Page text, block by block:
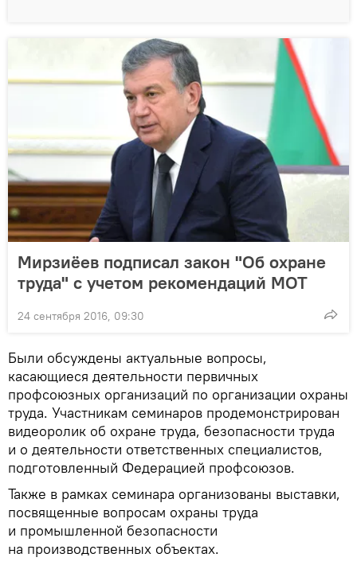
Мирзиёев подписал закон "Об охране
труда" с учетом рекомендаций МОТ
24 сентября 2016, 09:30
Были обсуждены актуальные вопросы,
касающиеся деятельности первичных
профсоюзных организаций по организации охраны
труда. Участникам семинаров продемонстрирован
видеоролик об охране труда, безопасности труда
и о деятельности ответственных специалистов,
подготовленный Федерацией профсоюзов.
Также в рамках семинара организованы выставки,
посвященные вопросам охраны труда
и промышленной безопасности
на производственных объектах.